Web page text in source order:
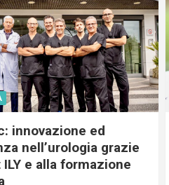
innovazione ed
nell’urologia grazie
ILY e alla formazione